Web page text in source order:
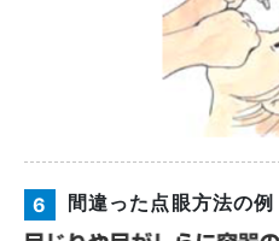
6 間違った点眼方法の例